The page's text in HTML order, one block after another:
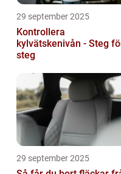
29 september 2025
Kontrollera
kylvätskenivån - Steg
steg
29 september 2025